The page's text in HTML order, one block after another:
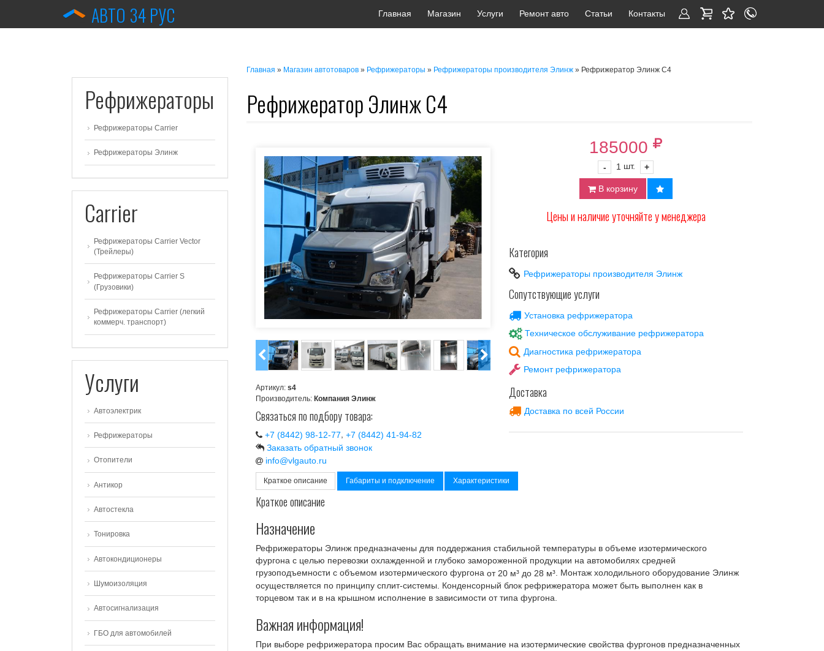
АВТО 34 РУС Главная Магазин Услуги Ремонт авто Статьи Контакты
Главная » Магазин автотоваров » Рефрижераторы » Рефрижераторы производителя Элинж » Рефрижератор Элинж С4
Рефрижератор Элинж С4
Артикул: s4
Производитель: Компания Элинж
Связаться по подбору товара:
+7 (8442) 98-12-77 +7 (8442) 41-94-82
Заказать обратный звонок
info@vlgauto.ru
185000
- 1 шт. +
В корзину
Цены и наличие уточняйте у менеджера
Категория
Рефрижераторы производителя Элинж
Сопутствующие услуги
Установка рефрижератора
Техническое обслуживание рефрижератора
Диагностика рефрижератора
Ремонт рефрижератора
Доставка
Доставка по всей России
Краткое описание Габариты и подключение Характеристики
Краткое описание
Назначение
Рефрижераторы Элинж предназначены для поддержания стабильной температуры в объеме изотермического
фургона с целью перевозки охлажденной и глубоко замороженной продукции на автомобилях средней
грузоподъемности с объемом изотермического фургона от 20 м³ до 28 м³ . Монтаж холодильного оборудование Элинж
осуществляется по принципу сплит-системы. Конденсорный блок рефрижератора может быть выполнен как в
торцевом так и в на крышном исполнение в зависимости от типа фургона.
Важная информация!
При выборе рефрижератора просим Вас обращать внимание на изотермические свойства фургонов предназначенных
Рефрижераторы
Рефрижераторы Carrier
Рефрижераторы Элинж
Carrier
Рефрижераторы Carrier Vector
(Трейлеры)
Рефрижераторы Carrier S
(Грузовики)
Рефрижераторы Carrier (легкий
коммерч. транспорт)
Услуги
Автоэлектрик
Рефрижераторы
Отопители
Антикор
Автостекла
Тонировка
Автокондиционеры
Шумоизоляция
Автосигнализация
ГБО для автомобилей